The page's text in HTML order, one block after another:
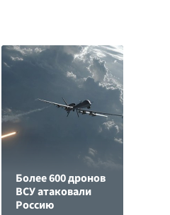
Более 600 дронов
ВСУ атаковали
Россию